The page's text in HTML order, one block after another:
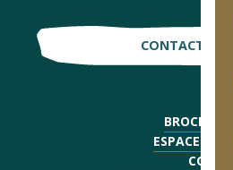
CONTACTE-
BROCHURES
ESPACE
CGV